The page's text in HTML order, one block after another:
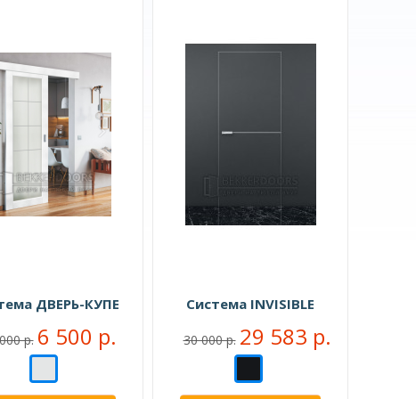
ДВЕРЬ-КУПЕ
р. 6 500 р.
Система INVISIBLE
30 000 р. 29 583 р.